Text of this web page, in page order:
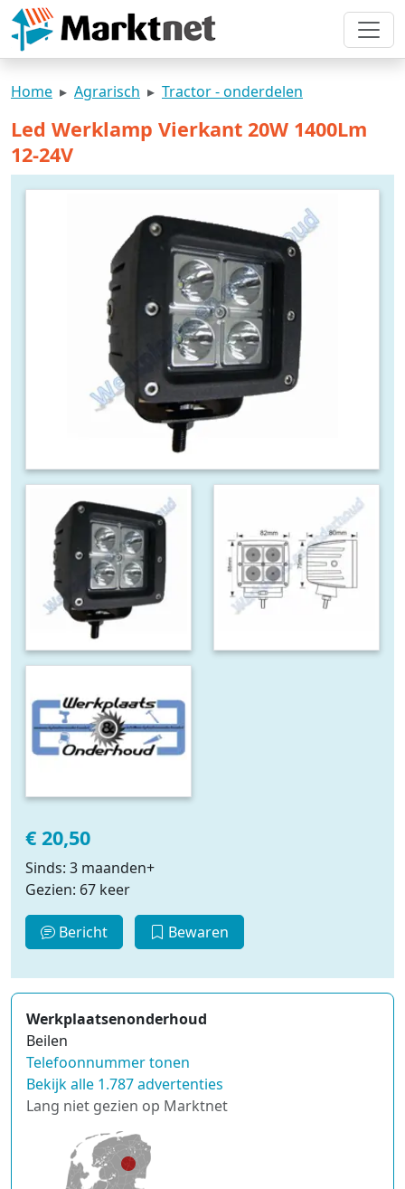
Home Agrarisch Tractor - onderdelen
Led Werklamp Vierkant 20W 1400Lm
12-24V
€ 20,50
Sinds: 3 maanden+
Gezien: 67 keer
Bericht Bewaren
Werkplaatsenonderhoud
Beilen
Telefoonnummer tonen
Bekijk alle 1.787 advertenties
Lang niet gezien op Marktnet